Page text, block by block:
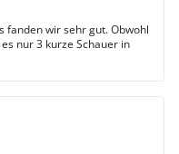
fanden wir sehr gut. Obwohl
nur 3 kurze Schauer in